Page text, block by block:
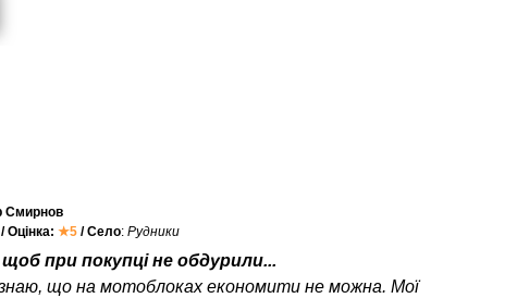
при покупці не обдурили...
що на мотоблоках економити не можна. Мої
Смирнов
Оцінка: ★5 / Село: Рудники